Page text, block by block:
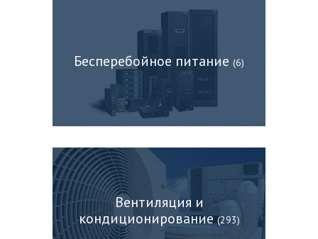
Бесперебойное питание (6)
Вентиляция и
кондиционирование(293)